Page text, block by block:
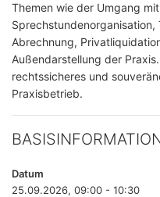
Themen wie der Umgang
Sprechstundenorganisation,
Abrechnung,
Außendarstellung der
rechtssicheres und
Praxisbetrieb.
Datum
25.09.2026, 09:00 - 10:30